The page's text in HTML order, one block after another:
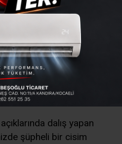
Şüpheli Cisim
Motoru
açıklarında dalış yapan
şüpheli bir cisim